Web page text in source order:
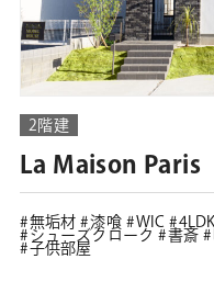
2階建
La Maison Paris
無垢材 漆喰 WIC 4LDK
シューズクローク
書斎
子供部屋